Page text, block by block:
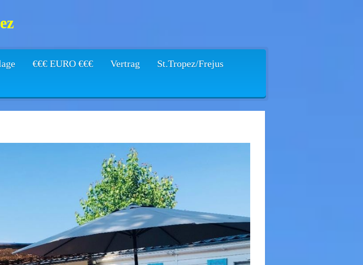
€€€ EURO €€€ Vertrag
St.Tropez/Frejus